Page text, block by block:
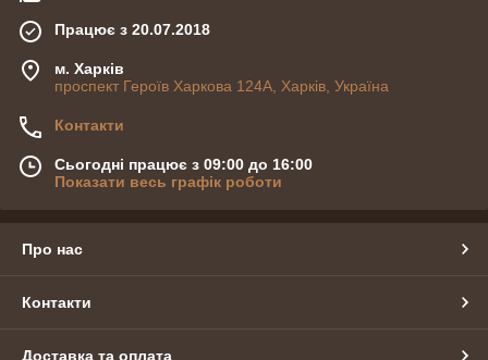
Працює з 20.07.2018
м. Харків
проспект Героїв Харкова 124А, Харків, Україна
Контакти
Сьогодні працює з 09:00 до 16:00
Показати весь графік роботи
Про нас
Контакти
Доставка та оплата